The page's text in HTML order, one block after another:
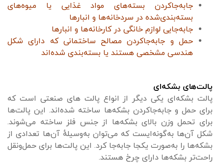
جابه‌جاکردن بسته‌های مواد غذایی یا میوه‌های
بسته‌بندی‌شده در سردخانه‌ها و انبارها
جابه‌جایی لوازم خانگی در کارخانه‌ها و انبارها
حمل و جابه‌جاکردن مصالح ساختمانی که دارای شکل
هندسی مشخصی هستند یا بسته‌بندی‌ شده‌اند
پالت‌های بشکه‌ای
پالت بشکه‌ای یکی دیگر از انواع پالت‌ های صنعتی است که
برای حمل و جابه‌جاکردن بشکه‌ها ساخته شده‌اند. این پالت‌ها
برای تحمل وزن بالای بشکه‌ها از جنس فلز ساخته می‌شوند.
شکل آن‌ها به‌گونه‌ایست که می‌توان به‌وسیلهٔ آن‌ها تعدادی از
بشکه‌ها را به‌صورت یکجا جابه‌جا کرد. این پالت‌ها برای حمل‌ونقل
راحت‌تر بشکه‌ها دارای چرخ هستند.